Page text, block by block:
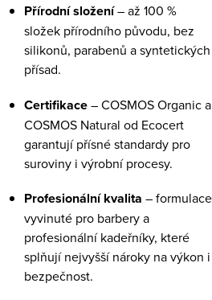
Přírodní složení– až 100 %
složek přírodního původu, bez
silikonů, parabenů a syntetických
přísad.
Certifikace– COSMOS Organic a
COSMOS Natural od Ecocert
garantují přísné standardy pro
suroviny i výrobní procesy.
Profesionální kvalita – formulace
vyvinuté pro barbery a
profesionální kadeřníky, které
splňují nejvyšší nároky na výkon i
bezpečnost.